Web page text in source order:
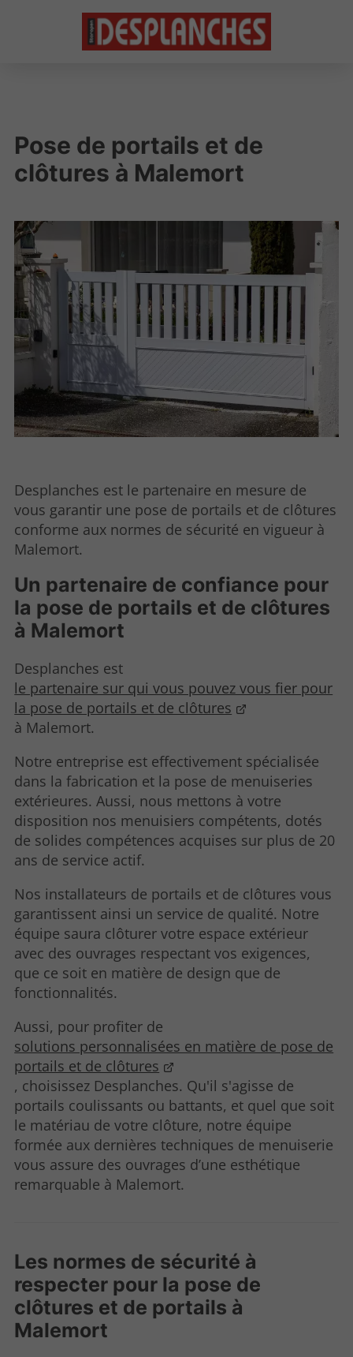
Pose de portails et de
clôtures à Malemort
Desplanches est le partenaire en mesure de
vous garantir une pose de portails et de clôtures
conforme aux normes de sécurité en vigueur à
Malemort.
Un partenaire de confiance pour
la pose de portails et de clôtures
à Malemort
Desplanches est
le partenaire sur qui vous pouvez vous fier pour
la pose de portails et de clôtures
à Malemort.
Notre entreprise est effectivement spécialisée
dans la fabrication et la pose de menuiseries
extérieures. Aussi, nous mettons à votre
disposition nos menuisiers compétents, dotés
de solides compétences acquises sur plus de 20
ans de service actif.
Nos installateurs de portails et de clôtures vous
garantissent ainsi un service de qualité. Notre
équipe saura clôturer votre espace extérieur
avec des ouvrages respectant vos exigences,
que ce soit en matière de design que de
fonctionnalités.
Aussi, pour profiter de
solutions personnalisées en matière de pose de
portails et de clôtures
, choisissez Desplanches. Qu'il s'agisse de
portails coulissants ou battants, et quel que soit
le matériau de votre clôture, notre équipe
formée aux dernières techniques de menuiserie
vous assure des ouvrages d’une esthétique
remarquable à Malemort.
Les normes de sécurité à
respecter pour la pose de
clôtures et de portails à
Malemort